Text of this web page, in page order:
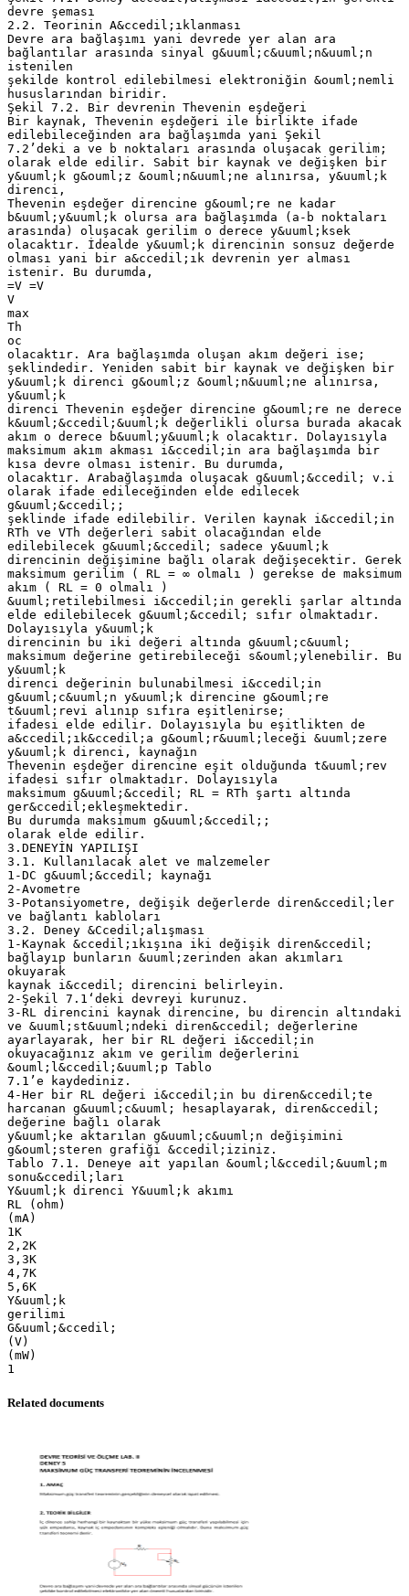
devre şeması
2.2. Teorinin A&ccedil;ıklanması
Devre ara bağlaşımı yani devrede yer alan ara
bağlantılar arasında sinyal g&uuml;c&uuml;n&uuml;n
istenilen
şekilde kontrol edilebilmesi elektroniğin &ouml;nemli
hususlarından biridir.
Şekil 7.2. Bir devrenin Thevenin eşdeğeri
Bir kaynak, Thevenin eşdeğeri ile birlikte ifade
edilebileceğinden ara bağlaşımda yani Şekil
7.2’deki a ve b noktaları arasında oluşacak gerilim;
olarak elde edilir. Sabit bir kaynak ve değişken bir
y&uuml;k g&ouml;z &ouml;n&uuml;ne alınırsa, y&uuml;k
direnci,
Thevenin eşdeğer direncine g&ouml;re ne kadar
b&uuml;y&uuml;k olursa ara bağlaşımda (a-b noktaları
arasında) oluşacak gerilim o derece y&uuml;ksek
olacaktır. İdealde y&uuml;k direncinin sonsuz değerde
olması yani bir a&ccedil;ık devrenin yer alması
istenir. Bu durumda,
=V =V
V
max
Th
oc
olacaktır. Ara bağlaşımda oluşan akım değeri ise;
şeklindedir. Yeniden sabit bir kaynak ve değişken bir
y&uuml;k direnci g&ouml;z &ouml;n&uuml;ne alınırsa,
y&uuml;k
direnci Thevenin eşdeğer direncine g&ouml;re ne derece
k&uuml;&ccedil;&uuml;k değerlikli olursa burada akacak
akım o derece b&uuml;y&uuml;k olacaktır. Dolayısıyla
maksimum akım akması i&ccedil;in ara bağlaşımda bir
kısa devre olması istenir. Bu durumda,
olacaktır. Arabağlaşımda oluşacak g&uuml;&ccedil; v.i
olarak ifade edileceğinden elde edilecek
g&uuml;&ccedil;;
şeklinde ifade edilebilir. Verilen kaynak i&ccedil;in
RTh ve VTh değerleri sabit olacağından elde
edilebilecek g&uuml;&ccedil; sadece y&uuml;k
direncinin değişimine bağlı olarak değişecektir. Gerek
maksimum gerilim ( RL = ∞ olmalı ) gerekse de maksimum
akım ( RL = 0 olmalı )
&uuml;retilebilmesi i&ccedil;in gerekli şarlar altında
elde edilebilecek g&uuml;&ccedil; sıfır olmaktadır.
Dolayısıyla y&uuml;k
direncinin bu iki değeri altında g&uuml;c&uuml;
maksimum değerine getirebileceği s&ouml;ylenebilir. Bu
y&uuml;k
direnci değerinin bulunabilmesi i&ccedil;in
g&uuml;c&uuml;n y&uuml;k direncine g&ouml;re
t&uuml;revi alınıp sıfıra eşitlenirse;
ifadesi elde edilir. Dolayısıyla bu eşitlikten de
a&ccedil;ık&ccedil;a g&ouml;r&uuml;leceği &uuml;zere
y&uuml;k direnci, kaynağın
Thevenin eşdeğer direncine eşit olduğunda t&uuml;rev
ifadesi sıfır olmaktadır. Dolayısıyla
maksimum g&uuml;&ccedil; RL = RTh şartı altında
ger&ccedil;ekleşmektedir.
Bu durumda maksimum g&uuml;&ccedil;;
olarak elde edilir.
3.DENEYİN YAPILIŞI
3.1. Kullanılacak alet ve malzemeler
1-DC g&uuml;&ccedil; kaynağı
2-Avometre
3-Potansiyometre, değişik değerlerde diren&ccedil;ler
ve bağlantı kabloları
3.2. Deney &Ccedil;alışması
1-Kaynak &ccedil;ıkışına iki değişik diren&ccedil;
bağlayıp bunların &uuml;zerinden akan akımları
okuyarak
kaynak i&ccedil; direncini belirleyin.
2-Şekil 7.1‘deki devreyi kurunuz.
3-RL direncini kaynak direncine, bu direncin altındaki
ve &uuml;st&uuml;ndeki diren&ccedil; değerlerine
ayarlayarak, her bir RL değeri i&ccedil;in
okuyacağınız akım ve gerilim değerlerini
&ouml;l&ccedil;&uuml;p Tablo
7.1’e kaydediniz.
4-Her bir RL değeri i&ccedil;in bu diren&ccedil;te
harcanan g&uuml;c&uuml; hesaplayarak, diren&ccedil;
değerine bağlı olarak
y&uuml;ke aktarılan g&uuml;c&uuml;n değişimini
g&ouml;steren grafiği &ccedil;iziniz.
Tablo 7.1. Deneye ait yapılan &ouml;l&ccedil;&uuml;m
sonu&ccedil;ları
Y&uuml;k direnci Y&uuml;k akımı
RL (ohm)
(mA)
1K
2,2K
3,3K
4,7K
5,6K
Y&uuml;k
gerilimi
G&uuml;&ccedil;
(V)
(mW)
Related documents